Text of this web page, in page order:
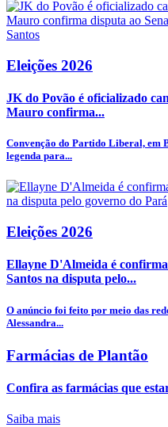
Eleições 2026
JK do Povão é oficializado
Mauro confirma...
Convenção do Partido Liberal, em
legenda para...
Eleições 2026
Ellayne D'Almeida é
Santos na disputa pelo...
O anúncio foi feito por meio das
Alessandra...
Farmácias de Plantão
Confira as farmácias que
Saiba mais